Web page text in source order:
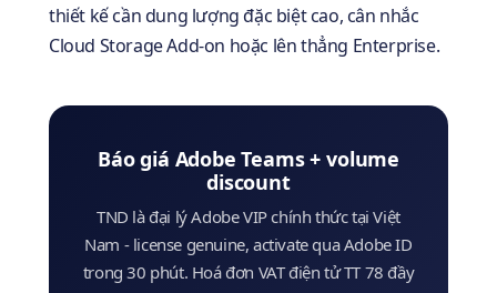
thiết kế cần dung lượng đặc biệt cao, cân nhắc
Cloud Storage Add-on hoặc lên thẳng Enterprise.
Báo giá Adobe Teams + volume
discount
TND là đại lý Adobe VIP chính thức tại Việt
Nam - license genuine, activate qua Adobe ID
trong 30 phút. Hoá đơn VAT điện tử TT 78 đầy